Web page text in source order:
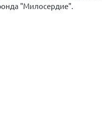
"Милосердие".